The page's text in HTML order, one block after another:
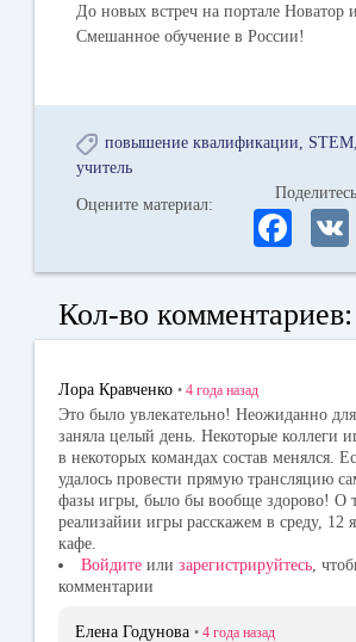
До новых встреч на портале Новатор
Смешанное обучение в России!
повышение квалификации STEM
учитель
Оцените материал:
Fa
ce
bo
ok
Кол-во
Лора Кравченко • 4 года назад
Это было увлекательно! Неожиданно
заняла целый день. Некоторые коллеги
в некоторых командах состав менялся.
удалось провести прямую трансляцию
фазы игры, было бы вообще здорово! О
реализайии игры расскажем в среду, 12
кафе.
Войдите или зарегистрируйтесь ,
комментарии
Елена Годунова • 4 года назад